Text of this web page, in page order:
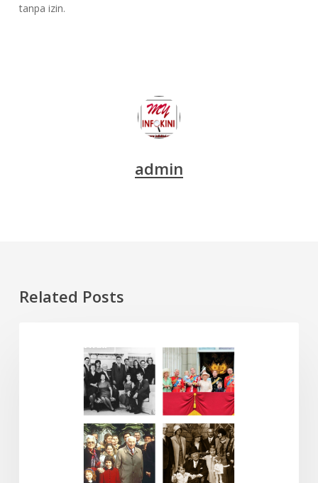
tanpa izin.
admin
Related Posts
DOKUMENTARI